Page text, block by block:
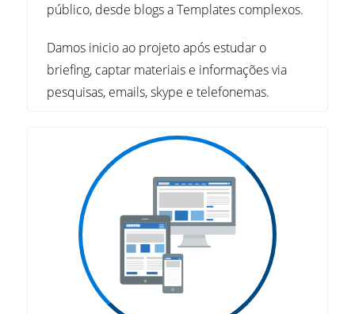
público, desde blogs a Templates complexos.
Damos inicio ao projeto após estudar o
briefing, captar materiais e informações via
pesquisas, emails, skype e telefonemas.